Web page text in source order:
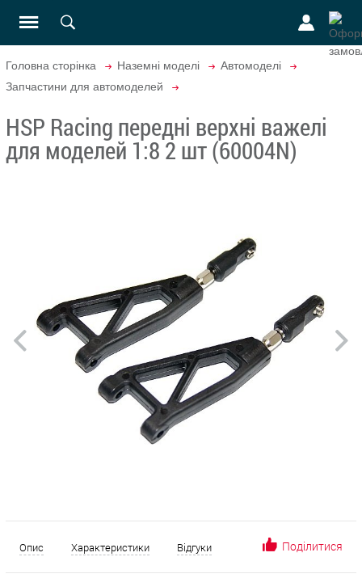
Головна сторінка Наземні моделі
Автомоделі
Запчастини для автомоделей
HSP Racing передні верхні важелі
для моделей 1:8 2 шт (60004N)
Опис Характеристики Відгуки Поділитися